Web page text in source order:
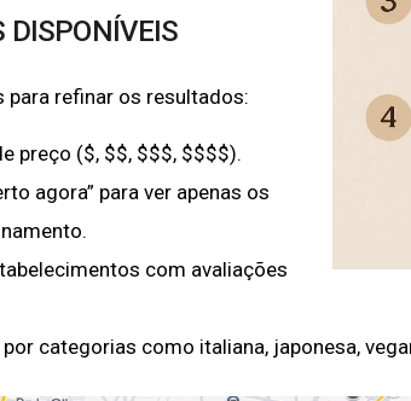
DISPONÍVEIS
para refinar os resultados:​
preço ($, $$, $$$, $$$$).
agora” para ver apenas os
com avaliações
por categorias como italiana, japonesa,